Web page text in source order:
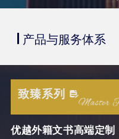
产品与服务体系
致臻系列
优越外籍文书高端定